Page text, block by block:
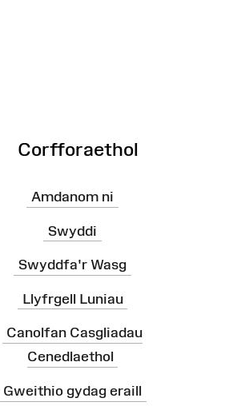
Corfforaethol
Amdanom ni
Swyddi
Swyddfa'r Wasg
Llyfrgell Luniau
Canolfan Casgliadau
Cenedlaethol
Gweithio gydag eraill